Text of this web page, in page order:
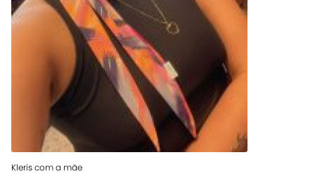
Kleris com a mãe